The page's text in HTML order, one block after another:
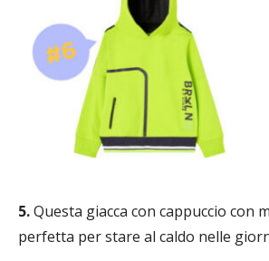
5.Questa giacca con cappuccio con
perfetta per stare al caldo nelle